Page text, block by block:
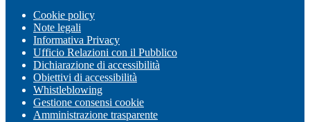
Cookie policy
Note legali
Informativa Privacy
Ufficio Relazioni con il Pubblico
Dichiarazione di accessibilità
Obiettivi di accessibilità
Whistleblowing
Gestione consensi cookie
Amministrazione trasparente